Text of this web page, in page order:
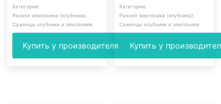
Категории:
Ранняя земляника (клубника)
Саженцы клубники и земляники
Купить у производителя
Категории:
Ранняя земляника (клубника)
Саженцы клубники и земляники
Купить у